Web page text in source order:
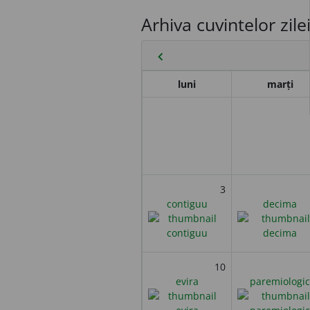
Arhiva cuvintelor zilei
chevron_left
luni marți
3
contiguu
decima
10
evira
paremiologic